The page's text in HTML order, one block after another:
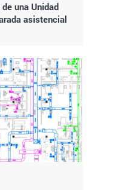
una Unidad
asistencial